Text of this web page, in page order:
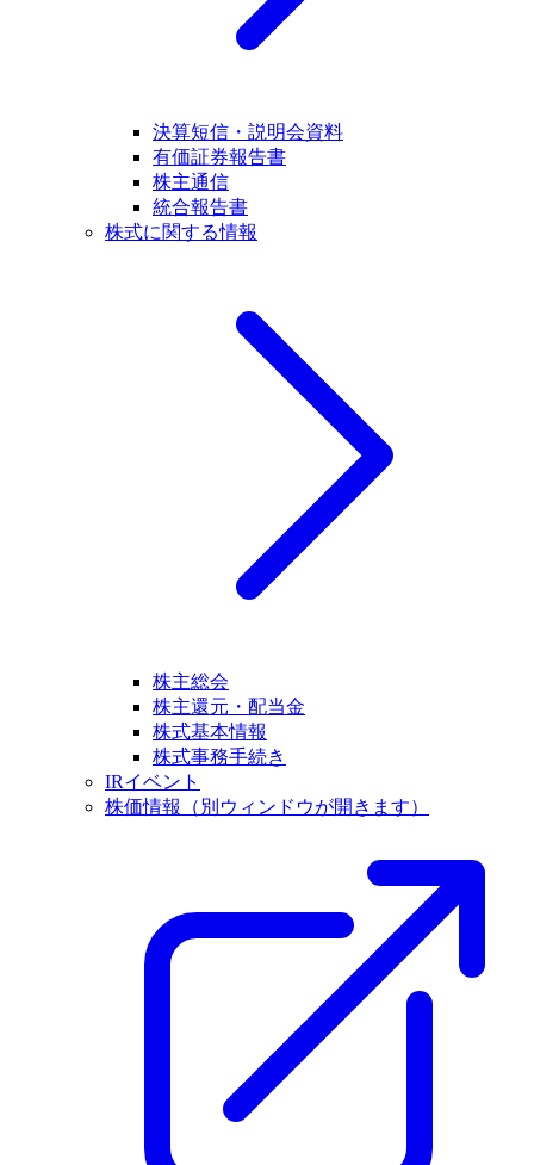
決算短信・説明会資料
有価証券報告書
株主通信
統合報告書
株式に関する情報
株主総会
株主還元・配当金
株式基本情報
株式事務手続き
IRイベント
株価情報
（別ウィンドウが開きます）